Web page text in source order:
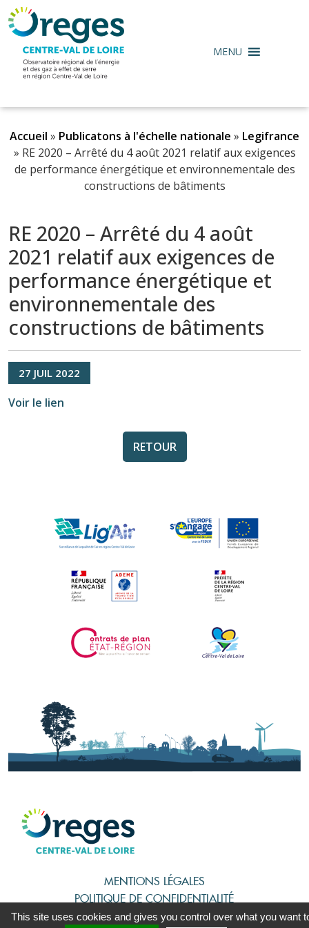
MENU
Accueil » Publicatons à l'échelle nationale » Legifrance
» RE 2020 – Arrêté du 4 août 2021 relatif aux exigences
de performance énergétique et environnementale des
constructions de bâtiments
RE 2020 – Arrêté du 4 août
2021 relatif aux exigences de
performance énergétique et
environnementale des
constructions de bâtiments
27 JUIL 2022
Voir le lien
RETOUR
MENTIONS LÉGALES
POLITIQUE DE CONFIDENTIALITÉ
PLAN DU SITE
This site uses cookies and gives you control over what you want